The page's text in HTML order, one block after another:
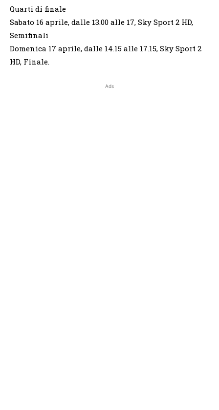
Quarti di finale
Sabato 16 aprile, dalle 13.00 alle 17, Sky Sport 2 HD,
Semifinali
Domenica 17 aprile, dalle 14.15 alle 17.15, Sky Sport 2
HD, Finale.
Ads